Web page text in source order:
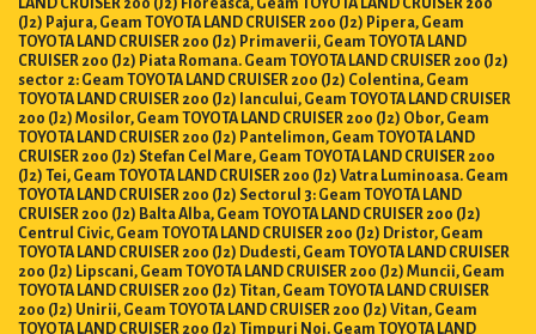
(J2) Pajura, Geam TOYOTA LAND CRUISER 200 (J2) Pipera, Geam
TOYOTA LAND CRUISER 200 (J2) Primaverii, Geam TOYOTA LAND
CRUISER 200 (J2) Piata Romana. Geam TOYOTA LAND CRUISER 200 (J2)
sector 2: Geam TOYOTA LAND CRUISER 200 (J2) Colentina, Geam
TOYOTA LAND CRUISER 200 (J2) Iancului, Geam TOYOTA LAND CRUISER
200 (J2) Mosilor, Geam TOYOTA LAND CRUISER 200 (J2) Obor, Geam
TOYOTA LAND CRUISER 200 (J2) Pantelimon, Geam TOYOTA LAND
CRUISER 200 (J2) Stefan Cel Mare, Geam TOYOTA LAND CRUISER 200
(J2) Tei, Geam TOYOTA LAND CRUISER 200 (J2) Vatra Luminoasa. Geam
TOYOTA LAND CRUISER 200 (J2) Sectorul 3: Geam TOYOTA LAND
CRUISER 200 (J2) Balta Alba, Geam TOYOTA LAND CRUISER 200 (J2)
Centrul Civic, Geam TOYOTA LAND CRUISER 200 (J2) Dristor, Geam
TOYOTA LAND CRUISER 200 (J2) Dudesti, Geam TOYOTA LAND CRUISER
200 (J2) Lipscani, Geam TOYOTA LAND CRUISER 200 (J2) Muncii, Geam
TOYOTA LAND CRUISER 200 (J2) Titan, Geam TOYOTA LAND CRUISER
200 (J2) Unirii, Geam TOYOTA LAND CRUISER 200 (J2) Vitan, Geam
TOYOTA LAND CRUISER 200 (J2) Timpuri Noi. Geam TOYOTA LAND